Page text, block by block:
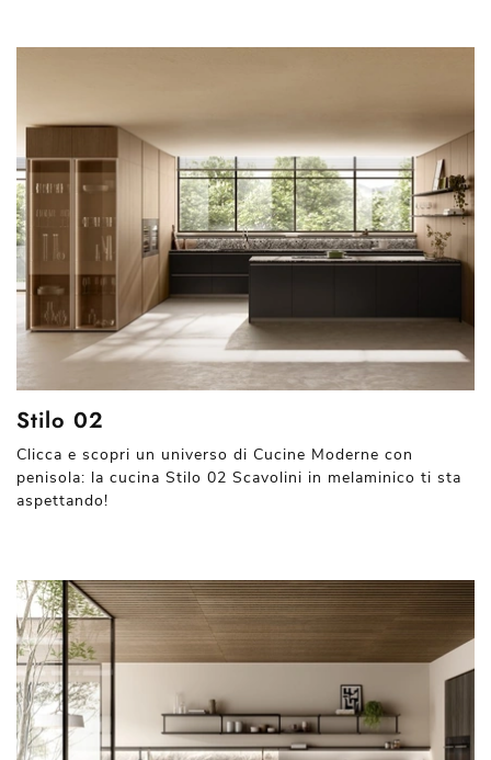
Stilo 02
Clicca e scopri un universo di Cucine Moderne con
penisola: la cucina Stilo 02 Scavolini in melaminico ti sta
aspettando!